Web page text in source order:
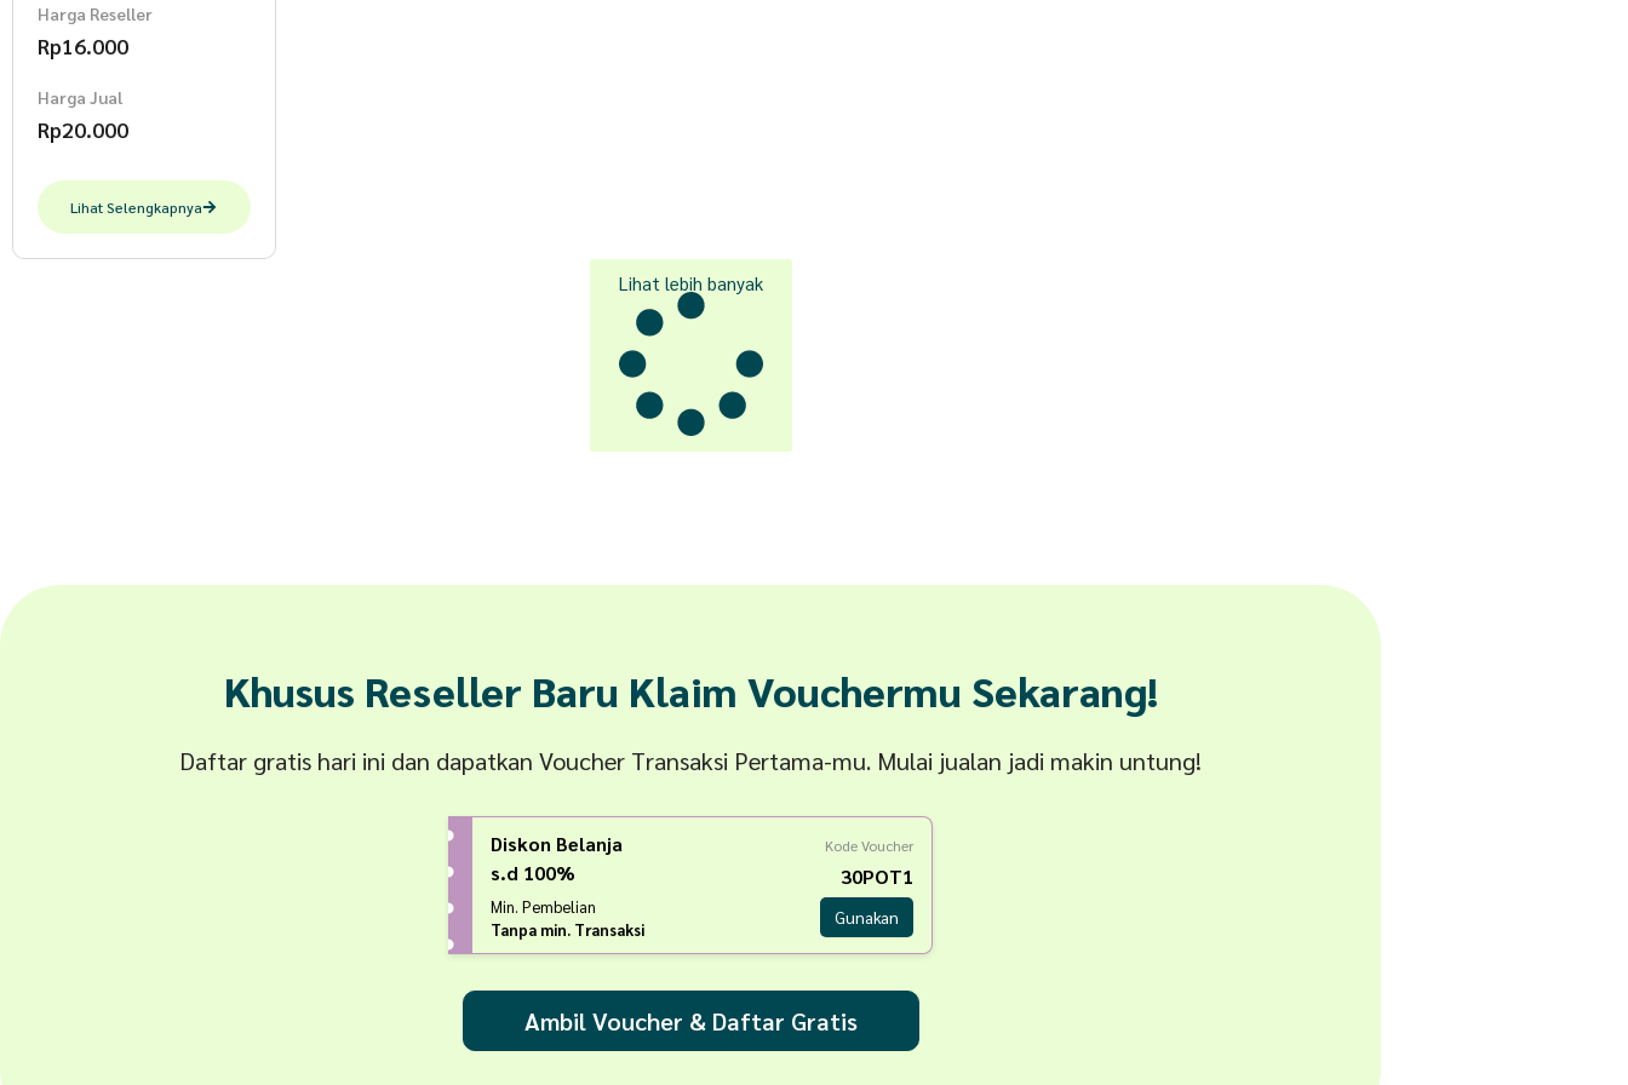
Harga Reseller
Rp16.000
Harga Jual
Rp20.000
Lihat Selengkapnya
Lihat lebih banyak
Khusus Reseller Baru Klaim Vouchermu Sekarang!
Daftar gratis hari ini dan dapatkan Voucher Transaksi Pertama-mu. Mulai jualan jadi makin untung!
Diskon Belanja
s.d 100%
Min. Pembelian
Tanpa min. Transaksi
Kode Voucher
30POT1
Gunakan
Ambil Voucher & Daftar Gratis